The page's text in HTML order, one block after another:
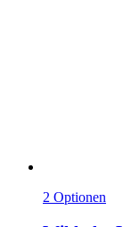
2 Optionen